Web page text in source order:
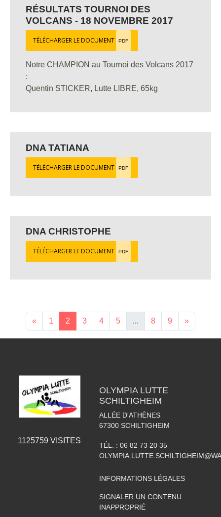
RÉSULTATS TOURNOI DES
VOLCANS - 18 NOVEMBRE 2017
TÉLÉCHARGER LE DOCUMENT PDF
Notre CHAMPION au Tournoi des Volcans 2017
:
Quentin STICKER, Lutte LIBRE, 65kg
DNA TATIANA
TÉLÉCHARGER LE DOCUMENT PDF
DNA CHRISTOPHE
TÉLÉCHARGER LE DOCUMENT PDF
« 1 2 3 4 5 ... 8 9 »
1125759 VISITES
OLYMPIA LUTTE
SCHILTIGHEIM
ALLÉE D'ATHÈNES
67300 SCHILTIGHEIM
TÉL. : 06 82 73 20 35
INFORMATIONS LÉGALES
SIGNALER UN CONTENU
INAPPROPRIÉ